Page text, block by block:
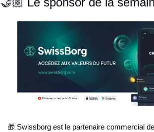
🎁 Swissborg est le partenaire commercial